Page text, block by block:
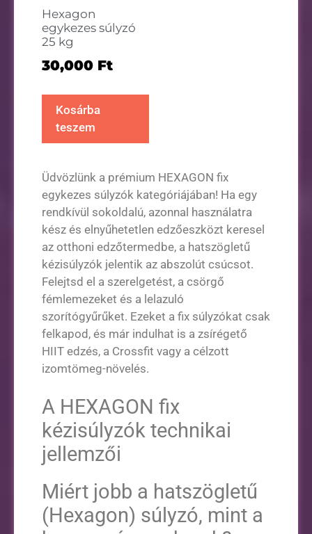
Hexagon
egykezes súlyzó
25 kg
30,000 Ft
Kosárba
teszem
Üdvözlünk a prémium HEXAGON fix
egykezes súlyzók kategóriájában! Ha egy
rendkívül sokoldalú, azonnal használatra
kész és elnyűhetetlen edzőeszközt keresel
az otthoni edzőtermedbe, a hatszögletű
kézisúlyzók jelentik az abszolút csúcsot.
Felejtsd el a szerelgetést, a csörgő
fémlemezeket és a lelazuló
szorítógyűrűket. Ezeket a fix súlyzókat csak
felkapod, és már indulhat is a zsírégető
HIIT edzés, a Crossfit vagy a célzott
izomtömeg-növelés.
A HEXAGON fix
kézisúlyzók technikai
jellemzői
Miért jobb a hatszögletű
(Hexagon) súlyzó, mint a